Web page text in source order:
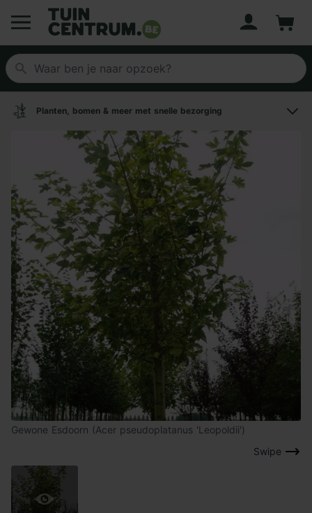
Logo Tuincentrum.be
Planten, bomen & meer met snelle bezorging
Swipe
Gewone Esdoorn (Acer pseudoplatanus 'Leopoldii')